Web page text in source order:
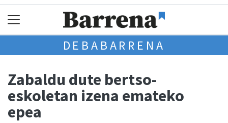
DEBABARRENA
Zabaldu dute bertso-
eskoletan izena emateko
epea